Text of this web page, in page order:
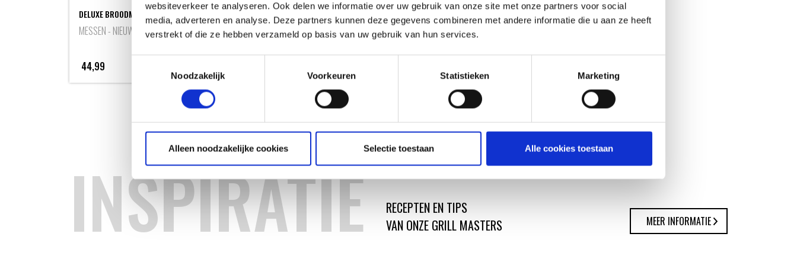
websiteverkeer te analyseren. Ook delen we informatie over uw gebruik van onze site met onze partners voor social
media, adverteren en analyse. Deze partners kunnen deze gegevens combineren met andere informatie die u aan ze heeft
verstrekt of die ze hebben verzameld op basis van uw gebruik van hun services.
Noodzakelijk
Voorkeuren Statistieken Marketing
Alleen noodzakelijke cookies Selectie toestaan Alle cookies toestaan
DELUXE BROODMES
MESSEN - NIEUW
44,99
VLEES SNIJSET
BARBECUETOOLS
WEBER SNIJPLANK
WEBER
INSPIRATIE
RECEPTEN EN TIPS
VAN ONZE GRILL MASTERS
MEER INFORMATIE